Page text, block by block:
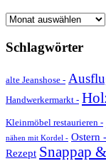
Archiv
Schlagwörter
alte Jeanshose -
Handwerkermarkt -
Kleinmöbel restaurieren -
nähen mit Kordel - Ostern -
Rezept Snappap